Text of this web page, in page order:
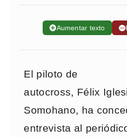
➕Aumentar texto ➖
El piloto de
autocross, Félix
Somohano, ha
entrevista al